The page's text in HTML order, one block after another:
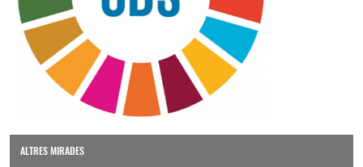
ALTRES MIRADES